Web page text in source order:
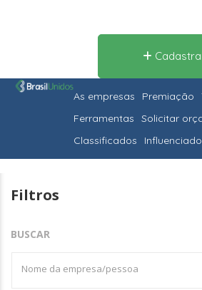
As empresas Premiação
Ferramentas
Solicitar
Classificados
Filtros
BUSCAR